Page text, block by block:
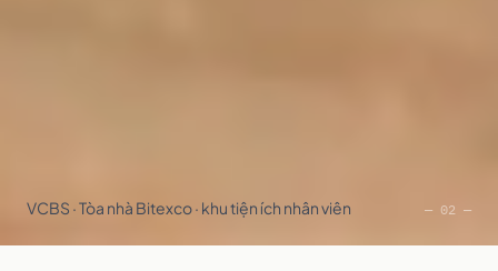
VCBS · Tòa nhà Bitexco · khu tiện ích nhân viên — 02 —